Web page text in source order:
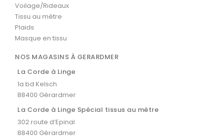
Voilage/Rideaux
Tissu au mètre
Plaids
Masque en tissu
NOS MAGASINS À GERARDMER
La Corde à Linge
1a bd Kelsch
88400 Gérardmer
La Corde à Linge Spécial tissus au mètre
302 route d’Epinal
88400 Gérardmer